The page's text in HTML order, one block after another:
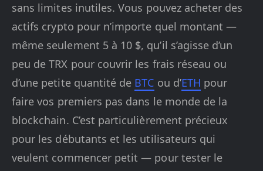
sans limites inutiles. Vous pouvez acheter des
actifs crypto pour n’importe quel montant —
même seulement 5 à 10 $, qu’il s’agisse d’un
peu de TRX pour couvrir les frais réseau ou
d’une petite quantité de BTC ou d’ETH pour
faire vos premiers pas dans le monde de la
blockchain. C’est particulièrement précieux
pour les débutants et les utilisateurs qui
veulent commencer petit — pour tester le